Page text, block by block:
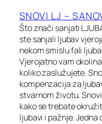
SNOVI LJ –
Što znači sanjati
ste sanjali ljubav
nekom smislu fali
Vjerojatno vam
koliko zaslužujete.
kompenzacija za
stvarnom životu.
kako se trebate
ljubavi i pažnje.